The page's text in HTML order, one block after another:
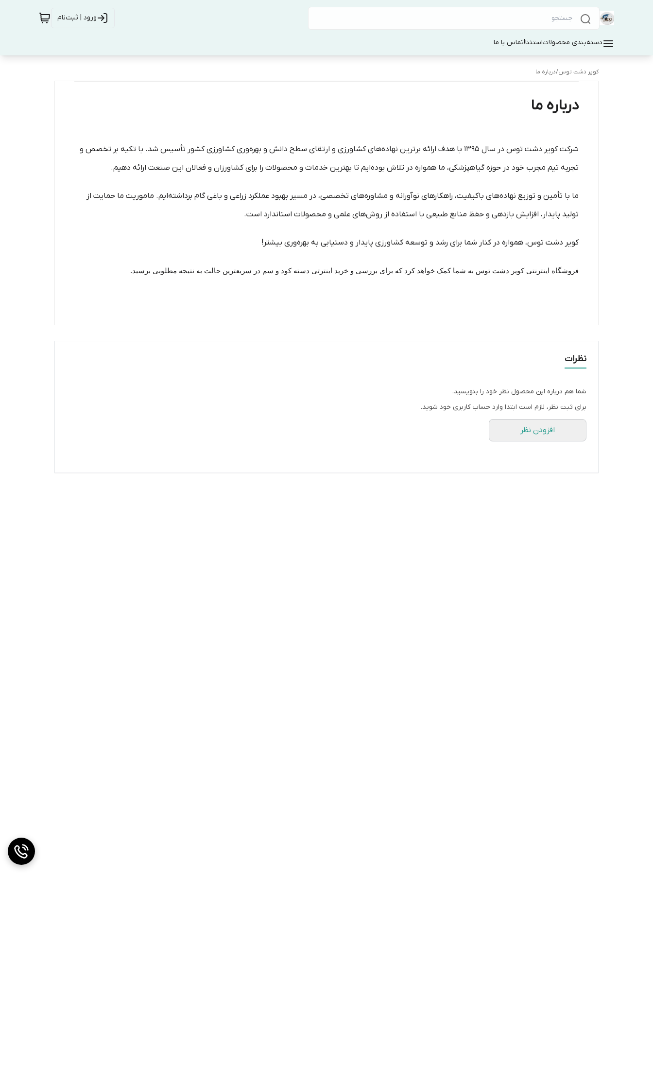
ورود | ثبت‌نام
دسته‌بندی محصولاتاستثنا!تماس با ما
کویر دشت توس/درباره ما
درباره ما
شرکت کویر دشت توس در سال ۱۳۹۵ با هدف ارائه برترین نهاده‌های کشاورزی و ارتقای سطح دانش و بهره‌وری کشاورزی کشور تأسیس شد. با تکیه بر تخصص و
تجربه تیم مجرب خود در حوزه گیاهپزشکی، ما همواره در تلاش بوده‌ایم تا بهترین خدمات و محصولات را برای کشاورزان و فعالان این صنعت ارائه دهیم.
ما با تأمین و توزیع نهاده‌های باکیفیت، راهکارهای نوآورانه و مشاوره‌های تخصصی، در مسیر بهبود عملکرد زراعی و باغی گام برداشته‌ایم. ماموریت ما حمایت از
تولید پایدار، افزایش بازدهی و حفظ منابع طبیعی با استفاده از روش‌های علمی و محصولات استاندارد است.
کویر دشت توس، همواره در کنار شما برای رشد و توسعه کشاورزی پایدار و دستیابی به بهره‌وری بیشتر!
فروشگاه اینترنتی کویر دشت توس به شما کمک خواهد کرد که برای بررسی و خرید اینترتی دسته کود و سم در سریعترین حالت به نتیجه مطلوبی برسید.
نظرات
شما هم درباره این محصول نظر خود را بنویسید.
برای ثبت نظر، لازم است ابتدا وارد حساب کاربری خود شوید.
افزودن نظر